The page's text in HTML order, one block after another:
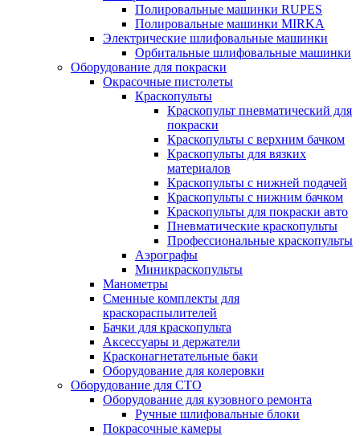
Полировальные машинки RUPES
Полировальные машинки MIRKA
Электрические шлифовальные машинки
Орбитальные шлифовальные машинки
Оборудование для покраски
Окрасочные пистолеты
Краскопульты
Краскопульт пневматический для
покраски
Краскопульты с верхним бачком
Краскопульты для вязких
материалов
Краскопульты с нижней подачей
Краскопульты с нижним бачком
Краскопульты для покраски авто
Пневматические краскопульты
Профессиональные краскопульты
Аэрографы
Миникраскопульты
Манометры
Сменные комплекты для
краскораспылителей
Бачки для краскопульта
Аксессуары и держатели
Красконагнетательные баки
Оборудование для колеровки
Оборудование для СТО
Оборудование для кузовного ремонта
Ручные шлифовальные блоки
Покрасочные камеры